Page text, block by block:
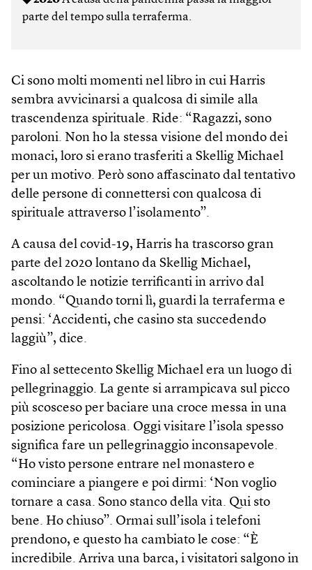
parte del tempo sulla terraferma.
Ci sono molti momenti nel libro in cui Harris
sembra avvicinarsi a qualcosa di simile alla
trascendenza spirituale. Ride: “Ragazzi, sono
paroloni. Non ho la stessa visione del mondo dei
monaci, loro si erano trasferiti a Skellig Michael
per un motivo. Però sono affascinato dal tentativo
delle persone di connettersi con qualcosa di
spirituale attraverso l’isolamento”.
A causa del covid-19, Harris ha trascorso gran
parte del 2020 lontano da Skellig Michael,
ascoltando le notizie terrificanti in arrivo dal
mondo. “Quando torni lì, guardi la terraferma e
pensi: ‘Accidenti, che casino sta succedendo
laggiù”, dice.
Fino al settecento Skellig Michael era un luogo di
pellegrinaggio. La gente si arrampicava sul picco
più scosceso per baciare una croce messa in una
posizione pericolosa. Oggi visitare l’isola spesso
significa fare un pellegrinaggio inconsapevole.
“Ho visto persone entrare nel monastero e
cominciare a piangere e poi dirmi: ‘Non voglio
tornare a casa. Sono stanco della vita. Qui sto
bene. Ho chiuso”. Ormai sull’isola i telefoni
prendono, e questo ha cambiato le cose: “È
incredibile. Arriva una barca, i visitatori salgono in